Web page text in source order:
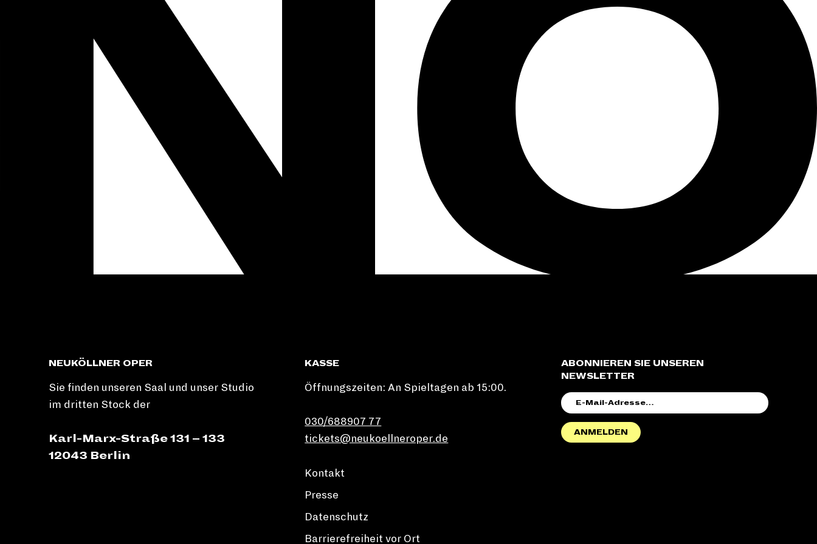
NEUKÖLLNER OPER
Sie finden unseren Saal und unser Studio
im dritten Stock der
Karl-Marx-Straße 131 – 133
12043 Berlin
KASSE
Öffnungszeiten: An Spieltagen ab 15:00.
030/688907 77
tickets@neukoellneroper.de
ABONNIEREN SIE UNSEREN
NEWSLETTER
MAIL-
ANMELDEN
Kontakt
Presse
Datenschutz
Barrierefreiheit vor Ort